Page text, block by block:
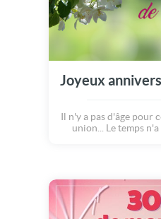
Joyeux
Il n'y a pas d'âge pour
union... Le temps
coeurs, aujourd'hui
anniversaire